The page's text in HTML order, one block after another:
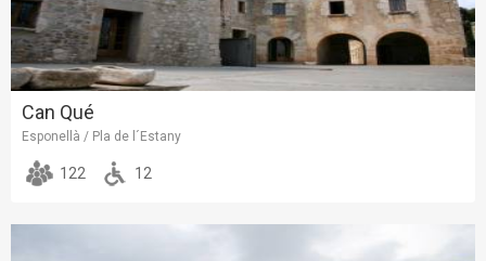
Can Qué
Esponellà / Pla de l´Estany
122 12